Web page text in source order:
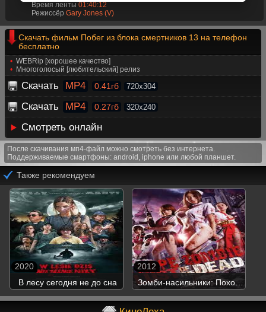
Время ленты 01:40:12
Режиссёр Gary Jones (V)
Скачать фильм Побег из блока смертников 13 на телефон
бесплатно
WEBRip [хорошее качество]
Многоголосый [любительский] релиз
Скачать MP4 0.41гб 720x304
Скачать MP4 0.27гб 320x240
Смотреть онлайн
После скачивания мп4-файл можно смотреть без интернета.
Поддерживаемые смартфоны: android, iphone или любой планшет.
Также рекомендуем
В лесу сегодня не до сна
2020
Зомби-насильники: Похоть
мертвецов
2012